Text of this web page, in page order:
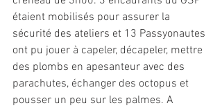
étaient mobilisés pour assurer la
sécurité des ateliers et 13 Passyonautes
ont pu jouer à capeler, décapeler, mettre
des plombs en apesanteur avec des
parachutes, échanger des octopus et
pousser un peu sur les palmes. A